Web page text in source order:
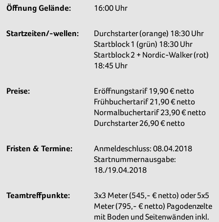
Öffnung Gelände: 16:00 Uhr
Startzeiten/-wellen:
Durchstarter (orange) 18:30 Uhr
Startblock 1 (grün) 18:30 Uhr
Startblock 2 + Nordic-Walker (rot)
18:45 Uhr
Preise:
Eröffnungstarif 19,90 € netto
Frühbuchertarif 21,90 € netto
Normalbuchertarif 23,90 € netto
Durchstarter 26,90 € netto
Fristen & Termine:
Anmeldeschluss: 08.04.2018
Startnummernausgabe:
18./19.04.2018
Teamtreffpunkte:
3x3 Meter (545,- € netto) oder 5x5
Meter (795,- € netto) Pagodenzelte
mit Boden und Seitenwänden inkl.